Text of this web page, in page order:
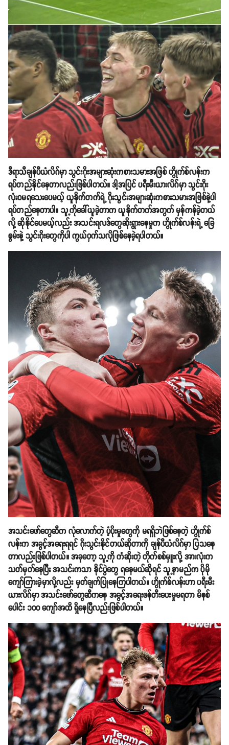
ဒီရာသီချန်ပီယံလိဂ်မှာ သွင်းဂိုးအများဆုံးကစားသမားအဖြစ် ဟွိုက်စ်လန်းက
ရပ်တည်နိုင်နေတာလည်းဖြစ်ပါတယ်။ ဒါ့အပြင် ပရီးမီးယားလိဂ်မှာ သွင်းဂိုး
လုံး၀မရသေးပေမယ့် ယူနိုက်တက်ရဲ့ ဂိုးသွင်းအများဆုံးကစားသမားအဖြစ်နဲ့ပါ
ရပ်တည်နေတာပါ။ သူ့ကိုခေါ်ယူခဲ့တာက ယူနိုက်တက်အတွက် မှန်ကန်ခဲ့တယ်
လို့ ဆိုနိုင်ပေမယ့်လည်း အသင်းရလဒ်တွေဆိုးရွားနေမှုက ဟွိုက်စ်လန်းရဲ့ ခြေ
စွမ်းနဲ့ သွင်းဂိုးတွေကိုပါ ကွယ်ဝှက်သလိုဖြစ်နေခဲ့ရပါတယ်။
အသင်းဖော်တွေဆီက လုံလောက်တဲ့ ပံ့ပိုးမှုတွေကို မရရှိဘဲဖြစ်နေတဲ့ ဟွိုက်စ်
လန်းက အခွင့်အရေးရရင် ဂိုးသွင်းနိုင်တယ်ဆိုတာကို ချန်ပီယံလိဂ်မှာ ပြသနေ
တာလည်းဖြစ်ပါတယ်။ အခုတော့ သူ့ကို ကံဆိုးတဲ့ တိုက်စစ်မှူးလို့ အားလုံးက
သတ်မှတ်နေပြီး အသင်းကသာ နိုင်ပွဲတွေ ရနေမယ်ဆိုရင် သူ့နာမည်က ပိုမို
ကျော်ကြားခဲ့မှာလို့လည်း မှတ်ချက်ပြုနေကြပါတယ်။ ဟွိုက်စ်လန်းဟာ ပရီးမီး
ယားလိဂ်မှာ အသင်းဖော်တွေဆီကနေ အခွင့်အရေးဖန်တီးပေးမှုမရတာ မိနစ်
ပေါင်း ၁၀၀ ကျော်အထိ ရှိနေပြီလည်းဖြစ်ပါတယ်။